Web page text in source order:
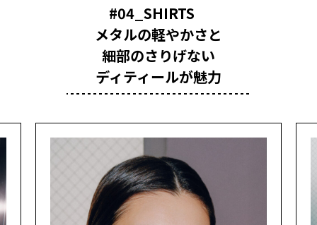
#04_SHIRTS
メタルの軽やかさと
細部のさりげない
ディティールが魅力